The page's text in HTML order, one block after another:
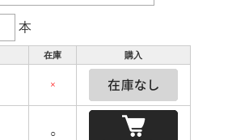
本
在庫 購入
×
○